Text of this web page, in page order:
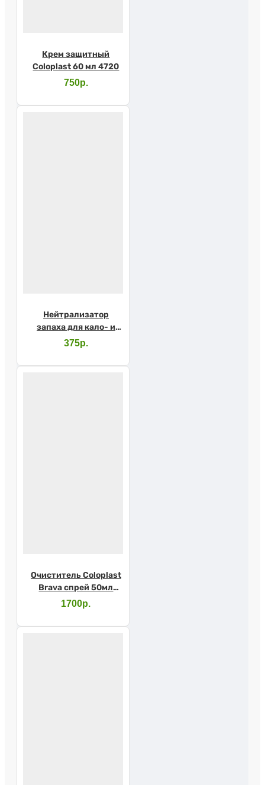
Крем защитный
Coloplast 60 мл 4720
750р.
Нейтрализатор
запаха для кало- и
уроприемников фл.
375р.
Очиститель Coloplast
Brava спрей 50мл
120105
1700р.